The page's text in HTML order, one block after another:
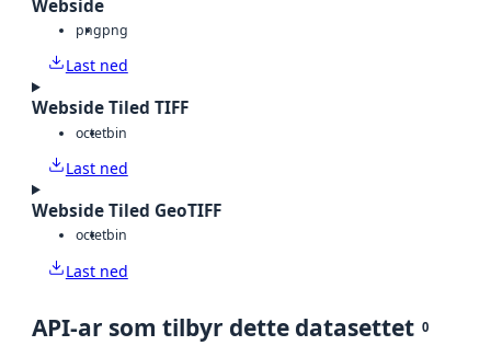
Webside
pngpng
Last ned
Webside Tiled TIFF
octetbin
Last ned
Webside Tiled GeoTIFF
octetbin
Last ned
API-ar som tilbyr dette datasettet 0